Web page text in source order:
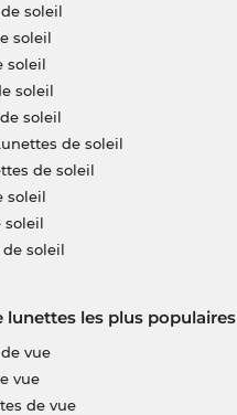
soleil
soleil
soleil
soleil
soleil
de soleil
de soleil
soleil
soleil
soleil
lunettes les plus populaires
vue
vue
de vue